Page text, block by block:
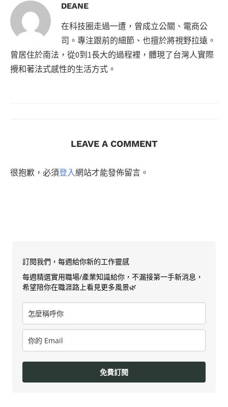
DEANE
在科技圈走過一遭，曾成立公關、電商公
司。專注跟前的細節、也擅於將視野拉遠。
曾居住於南法，從0到1長大的過程裡，體現了台灣人實際
攪和著法式感性的生活方式。
LEAVE A COMMENT
很抱歉，必須登入網站才能發佈留言。
訂閱我們，每週給你新的工作靈感
每週精選實用職場/產業知識給你，不漏接第一手新消息，
希望陪你在職涯路上看見更多風景🌿
免費訂閱